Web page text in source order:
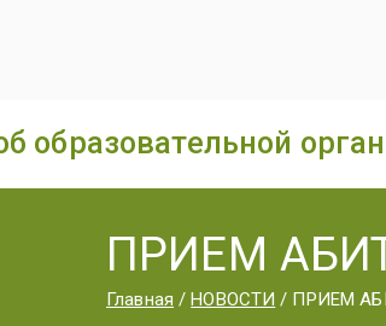
образовательной
ПРИЕМ
Главная НОВОСТИ ПРИЕМ